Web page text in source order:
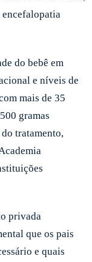
encefalopatia
do bebê em
e níveis de
mais de 35
gramas
tratamento,
privada
que os pais
e quais